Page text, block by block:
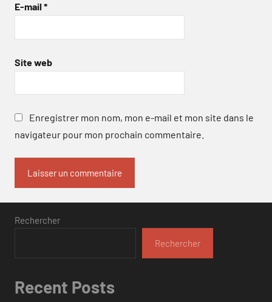
E-mail *
Site web
Enregistrer mon nom, mon e-mail et mon site dans le
navigateur pour mon prochain commentaire.
Rechercher
Rechercher
Recent Posts